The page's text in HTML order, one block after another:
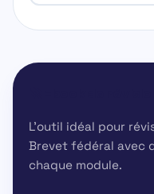
L'outil idéal pour
Brevet fédéral avec
chaque module.